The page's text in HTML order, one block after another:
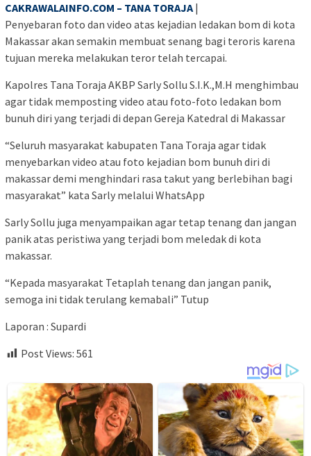
CAKRAWALAINFO.COM – TANA TORAJA|
Penyebaran foto dan video atas kejadian ledakan bom di kota
Makassar akan semakin membuat senang bagi teroris karena
tujuan mereka melakukan teror telah tercapai.
Kapolres Tana Toraja AKBP Sarly Sollu S.I.K.,M.H menghimbau
agar tidak memposting video atau foto-foto ledakan bom
bunuh diri yang terjadi di depan Gereja Katedral di Makassar
“Seluruh masyarakat kabupaten Tana Toraja agar tidak
menyebarkan video atau foto kejadian bom bunuh diri di
makassar demi menghindari rasa takut yang berlebihan bagi
masyarakat” kata Sarly melalui WhatsApp
Sarly Sollu juga menyampaikan agar tetap tenang dan jangan
panik atas peristiwa yang terjadi bom meledak di kota
makassar.
“Kepada masyarakat Tetaplah tenang dan jangan panik,
semoga ini tidak terulang kemabali” Tutup
Laporan : Supardi
Post Views: 561